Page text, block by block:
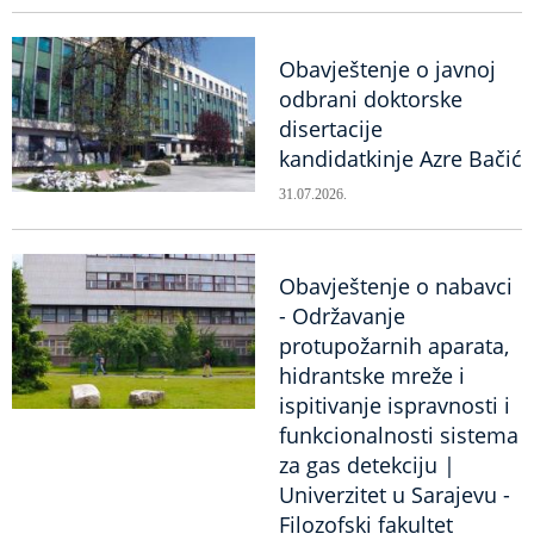
Obavještenje o javnoj
odbrani doktorske
disertacije
kandidatkinje Azre Bačić
31.07.2026.
Obavještenje o nabavci
- Održavanje
protupožarnih aparata,
hidrantske mreže i
ispitivanje ispravnosti i
funkcionalnosti sistema
za gas detekciju |
Univerzitet u Sarajevu -
Filozofski fakultet